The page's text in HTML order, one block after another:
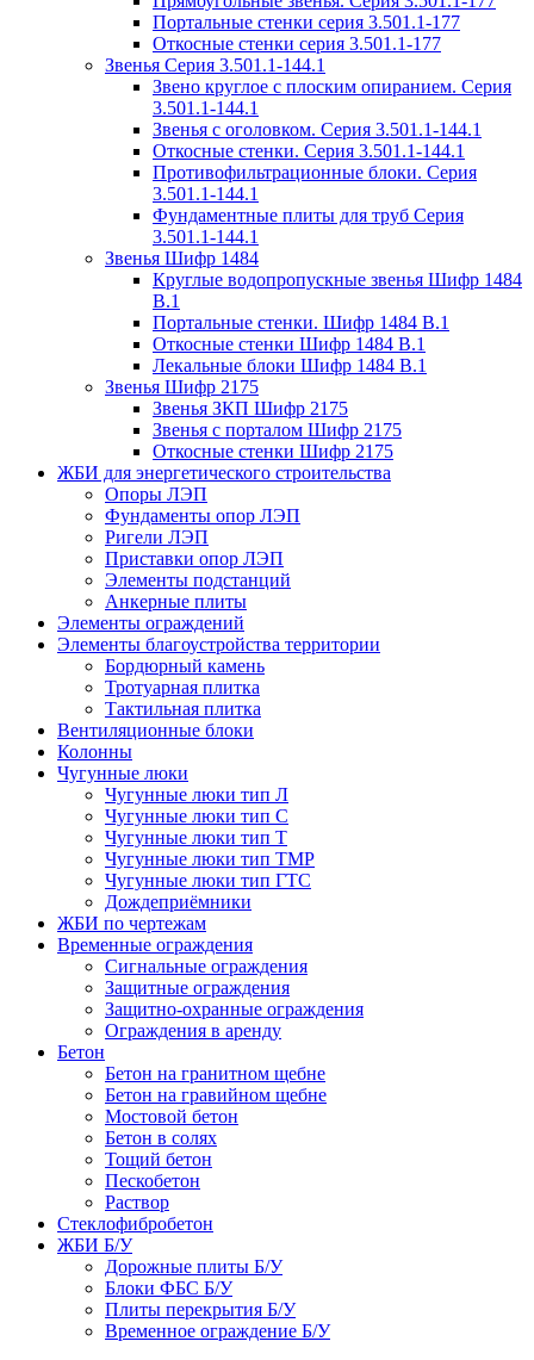
Портальные стенки серия 3.501.1-177
Откосные стенки серия 3.501.1-177
Звенья Серия 3.501.1-144.1
Звено круглое с плоским опиранием. Серия
3.501.1-144.1
Звенья с оголовком. Серия 3.501.1-144.1
Откосные стенки. Серия 3.501.1-144.1
Противофильтрационные блоки. Серия
3.501.1-144.1
Фундаментные плиты для труб Серия
3.501.1-144.1
Звенья Шифр 1484
Круглые водопропускные звенья Шифр 1484
В.1
Портальные стенки. Шифр 1484 В.1
Откосные стенки Шифр 1484 В.1
Лекальные блоки Шифр 1484 В.1
Звенья Шифр 2175
Звенья ЗКП Шифр 2175
Звенья с порталом Шифр 2175
Откосные стенки Шифр 2175
ЖБИ для энергетического строительства
Опоры ЛЭП
Фундаменты опор ЛЭП
Ригели ЛЭП
Приставки опор ЛЭП
Элементы подстанций
Анкерные плиты
Элементы ограждений
Элементы благоустройства территории
Бордюрный камень
Тротуарная плитка
Тактильная плитка
Вентиляционные блоки
Колонны
Чугунные люки
Чугунные люки тип Л
Чугунные люки тип С
Чугунные люки тип Т
Чугунные люки тип ТМР
Чугунные люки тип ГТС
Дождеприёмники
ЖБИ по чертежам
Временные ограждения
Сигнальные ограждения
Защитные ограждения
Защитно-охранные ограждения
Ограждения в аренду
Бетон
Бетон на гранитном щебне
Бетон на гравийном щебне
Мостовой бетон
Бетон в солях
Тощий бетон
Пескобетон
Раствор
Стеклофибробетон
ЖБИ Б/У
Дорожные плиты Б/У
Блоки ФБС Б/У
Плиты перекрытия Б/У
Временное ограждение Б/У